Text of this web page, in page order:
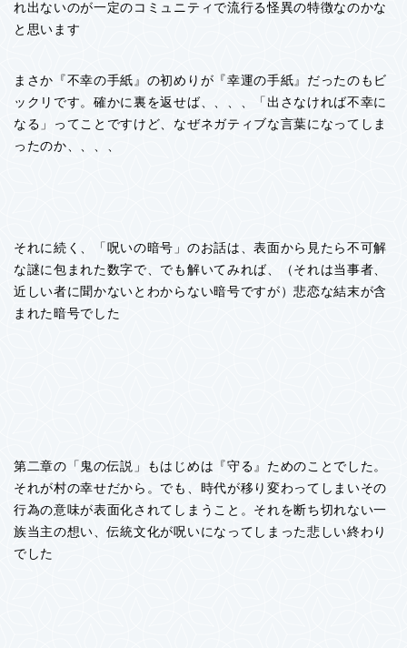
れ出ないのが一定のコミュニティで流行る怪異の特徴なのかな
と思います
まさか『不幸の手紙』の初めりが『幸運の手紙』だったのもビ
ックリです。確かに裏を返せば、、、、「出さなければ不幸に
なる」ってことですけど、なぜネガティブな言葉になってしま
ったのか、、、、
それに続く、「呪いの暗号」のお話は、表面から見たら不可解
な謎に包まれた数字で、でも解いてみれば、（それは当事者、
近しい者に聞かないとわからない暗号ですが）悲恋な結末が含
まれた暗号でした
第二章の「鬼の伝説」もはじめは『守る』ためのことでした。
それが村の幸せだから。でも、時代が移り変わってしまいその
行為の意味が表面化されてしまうこと。それを断ち切れない一
族当主の想い、伝統文化が呪いになってしまった悲しい終わり
でした